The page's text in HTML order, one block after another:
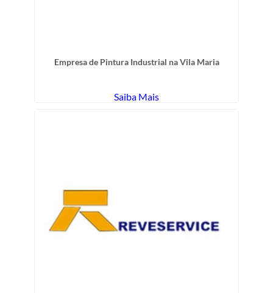
Empresa de Pintura Industrial na Vila Maria
Saiba Mais